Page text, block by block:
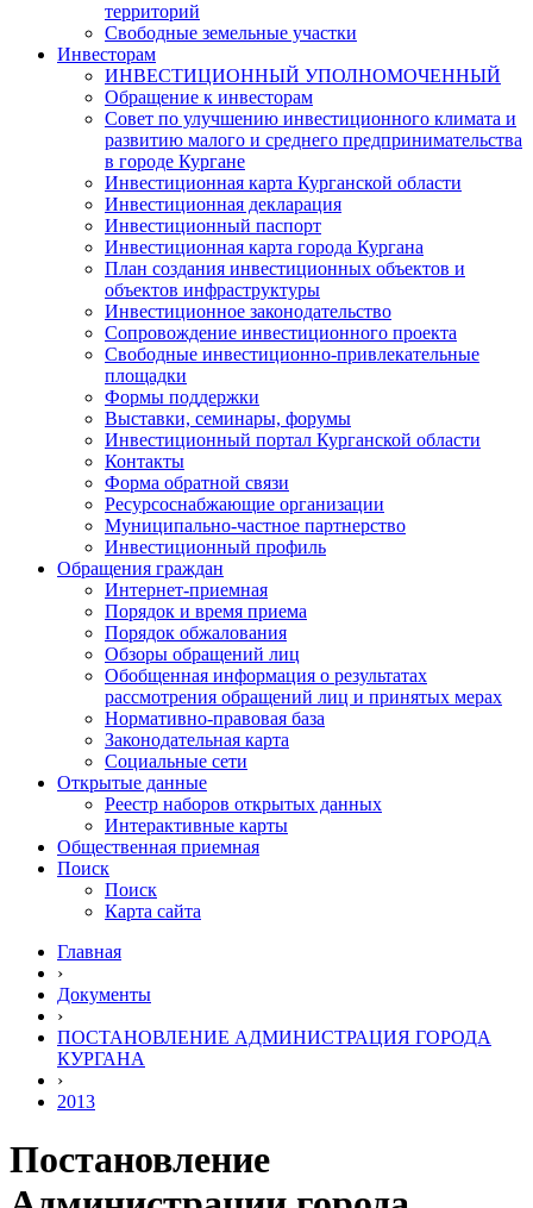
территорий
Свободные земельные участки
Инвесторам
ИНВЕСТИЦИОННЫЙ УПОЛНОМОЧЕННЫЙ
Обращение к инвесторам
Совет по улучшению инвестиционного климата и
развитию малого и среднего предпринимательства
в городе Кургане
Инвестиционная карта Курганской области
Инвестиционная декларация
Инвестиционный паспорт
Инвестиционная карта города Кургана
План создания инвестиционных объектов и
объектов инфраструктуры
Инвестиционное законодательство
Сопровождение инвестиционного проекта
Свободные инвестиционно-привлекательные
площадки
Формы поддержки
Выставки, семинары, форумы
Инвестиционный портал Курганской области
Контакты
Форма обратной связи
Ресурсоснабжающие организации
Муниципально-частное партнерство
Инвестиционный профиль
Обращения граждан
Интернет-приемная
Порядок и время приема
Порядок обжалования
Обзоры обращений лиц
Обобщенная информация о результатах
рассмотрения обращений лиц и принятых мерах
Нормативно-правовая база
Законодательная карта
Социальные сети
Открытые данные
Реестр наборов открытых данных
Интерактивные карты
Общественная приемная
Поиск
Поиск
Карта сайта
Главная
›
Документы
›
ПОСТАНОВЛЕНИЕ АДМИНИСТРАЦИЯ ГОРОДА
КУРГАНА
›
2013
Постановление